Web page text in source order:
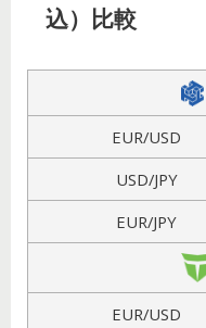
込）比較
EUR/USD
USD/JPY
EUR/JPY
EUR/USD